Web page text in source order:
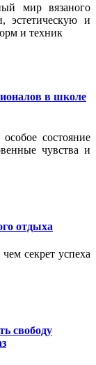
мир вязаного
эстетическую и
и техник
в школе
состояние
чувства и
отдыха
секрет успеха
свободу